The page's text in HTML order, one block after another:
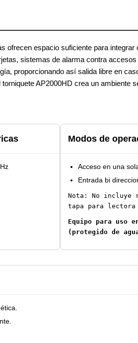
ofrecen espacio suficiente para
sistemas de alarma contra
proporcionando así salida libre en
AP2000HD crea un ambiente
Modos de
Acceso en una
Entrada bi
Nota: No incluye
tapa para lectora
Equipo para uso
(protegido de